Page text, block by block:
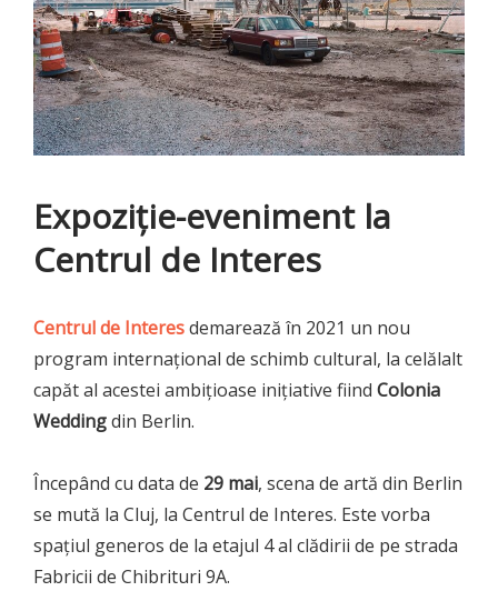
Expoziție-eveniment la
Centrul de Interes
Centrul de Interesdemarează în 2021 un nou
program internațional de schimb cultural, la celălalt
capăt al acestei ambițioase inițiative fiind Colonia
Weddingdin Berlin.
Începând cu data de 29 mai, scena de artă din Berlin
se mută la Cluj, la Centrul de Interes. Este vorba
spațiul generos de la etajul 4 al clădirii de pe strada
Fabricii de Chibrituri 9A.